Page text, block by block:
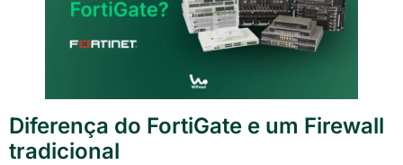
Diferença do FortiGate e um Firewall
tradicional